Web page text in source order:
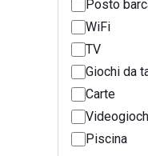
Posto
WiFi
TV
Giochi da
Carte
Piscina